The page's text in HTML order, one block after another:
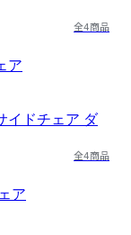
全4商品
ア
全4商品
ア